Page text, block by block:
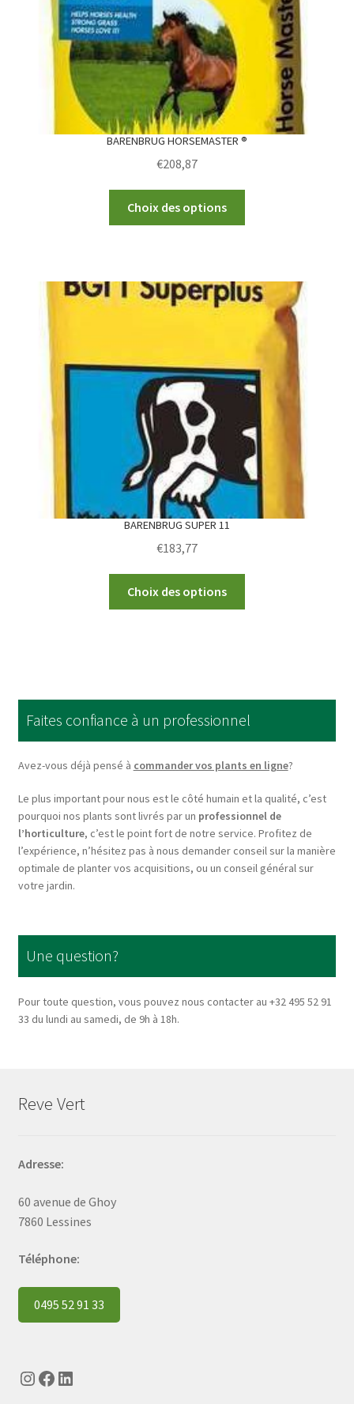
product
BARENBRUG HORSEMASTER ®
€208,87
Choix des options
variants.
The
options
may
be
chosen
on
product
page
BARENBRUG SUPER 11
€183,77
Choix des options
options
may
be
chosen
the
product
page
Faites confiance à un professionnel
Avez-vous déjà pensé à commander vos plants en ligne?
Le plus important pour nous est le côté humain et la qualité, c’est
pourquoi nos plants sont livrés par un professionnel de
l’horticulture, c’est le point fort de notre service. Profitez de
l’expérience, n’hésitez pas à nous demander conseil sur la manière
optimale de planter vos acquisitions, ou un conseil général sur
votre jardin.
Une question?
Pour toute question, vous pouvez nous contacter au +32 495 52 91
33 du lundi au samedi, de 9h à 18h.
Reve Vert
Adresse:
60 avenue de Ghoy
7860 Lessines
Téléphone:
0495 52 91 33
Instagram
Facebook
LinkedIn